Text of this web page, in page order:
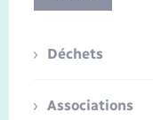
Déchets
Associations